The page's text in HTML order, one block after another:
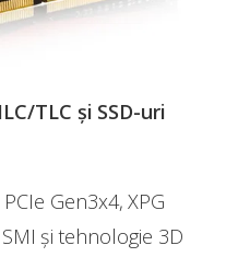
TLC și SSD-uri
Gen3x4, XPG
și tehnologie 3D